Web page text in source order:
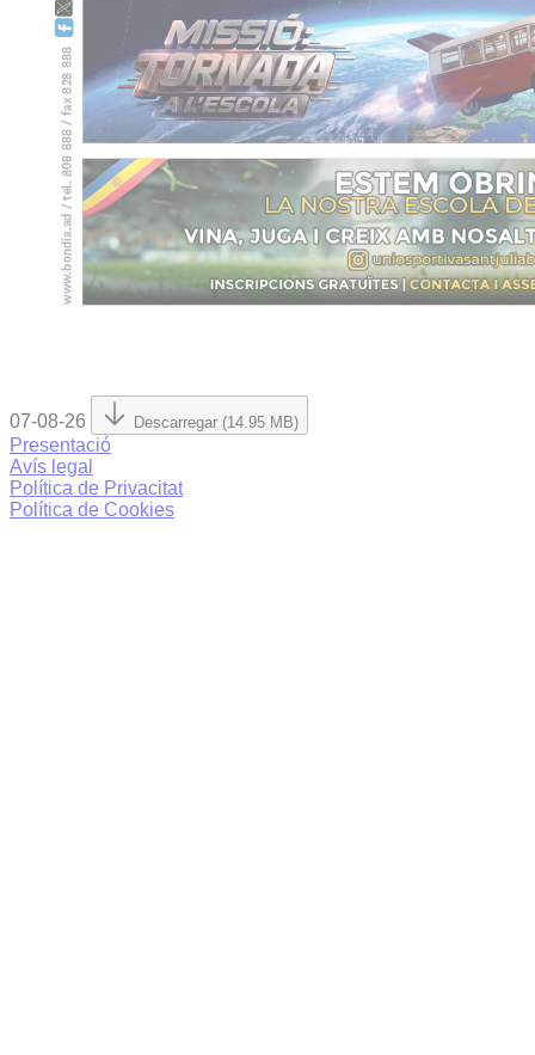
07-08-26 Descarregar (14.95 MB)
Presentació
Avís legal
Política de Privacitat
Política de Cookies